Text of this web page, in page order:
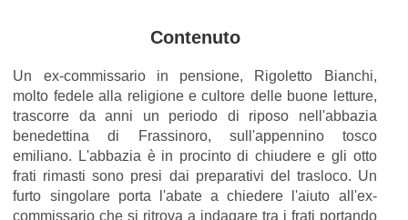
Contenuto
Un ex-commissario in pensione, Rigoletto Bianchi,
molto fedele alla religione e cultore delle buone letture,
trascorre da anni un periodo di riposo nell'abbazia
benedettina di Frassinoro, sull'appennino tosco
emiliano. L'abbazia è in procinto di chiudere e gli otto
frati rimasti sono presi dai preparativi del trasloco. Un
furto singolare porta l'abate a chiedere l'aiuto all'ex-
commissario che si ritrova a indagare tra i frati portando